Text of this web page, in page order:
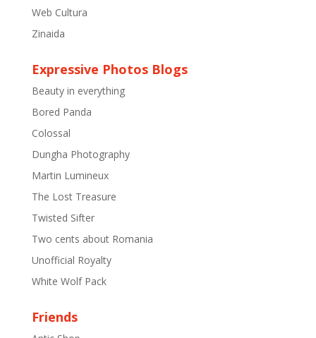
Web Cultura
Zinaida
Expressive Photos Blogs
Beauty in everything
Bored Panda
Colossal
Dungha Photography
Martin Lumineux
The Lost Treasure
Twisted Sifter
Two cents about Romania
Unofficial Royalty
White Wolf Pack
Friends